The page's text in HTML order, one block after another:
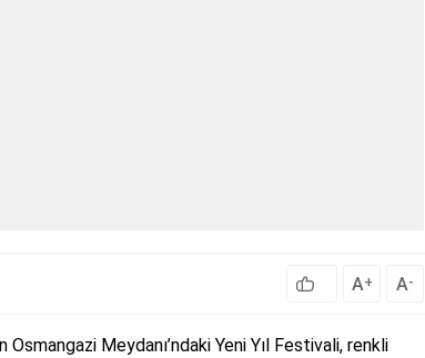
A+ A-
Meydanı’ndaki Yeni Yıl Festivali, renkli